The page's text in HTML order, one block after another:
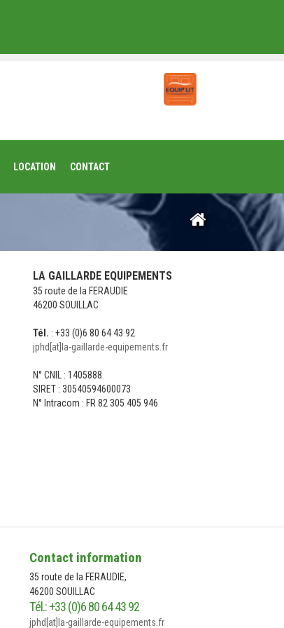
LOCATION CONTACT
LA GAILLARDE EQUIPEMENTS
35 route de la FERAUDIE
46200 SOUILLAC
Tél. : +33 (0)6 80 64 43 92
jphd[at]la-gaillarde-equipements.fr
N° CNIL : 1405888
SIRET : 30540594600073
N° Intracom : FR 82 305 405 946
Contact information
35 route de la FERAUDIE,
46200 SOUILLAC
Tél.: +33 (0)6 80 64 43 92
jphd[at]la-gaillarde-equipements.fr